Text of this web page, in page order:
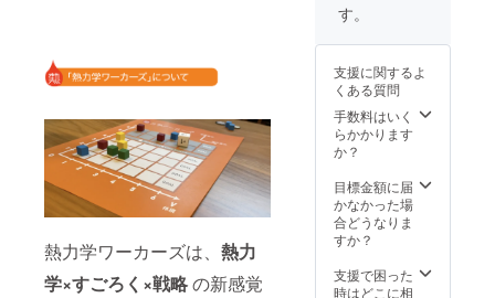
熱力学ワーカーズは、 熱力
学×すごろく×戦略の新感覚
※送料・
込みの
価格で
す。
す。
支援に関するよ
くある質問
手数料はいく
らかかります
か？
目標金額に届
かなかった場
合どうなりま
すか？
支援で困った
時はどこに相